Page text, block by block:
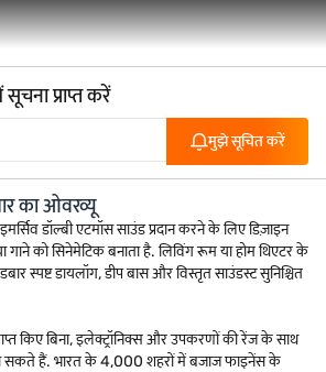
प्राप्त करें
मुझे सूचित करें
का ओवरव्यू
डॉल्बी एटमॉस साउंड प्रदान करने के लिए डिज़ाइन
गाने को सिनेमेटिक बनाता है. लिविंग रूम या होम थिएटर के
स्पष्ट डायलॉग, डीप बास और विस्तृत साउंडस्ट सुनिश्चित
किए बिना, इलेक्ट्रॉनिक्स और उपकरणों की रेंज के साथ
सकते हैं. भारत के 4,000 शहरों में बजाज फाइनेंस के